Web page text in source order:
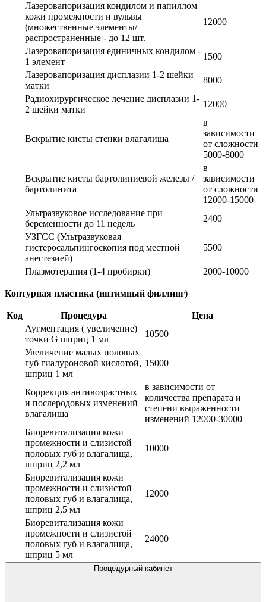
Лазеровапоризация кондилом и папиллом
кожи промежности и вульвы
(множественные элементы/
распространенные - до 12 шт.
12000
Лазеровапоризация единичных кондилом -
1 элемент
1500
Лазеровапоризация дисплазии 1-2 шейки
матки
8000
Радиохирургическое лечение дисплазии 1-
2 шейки матки
12000
Вскрытие кисты стенки влагалища
в
зависимости
от сложности
5000-8000
Вскрытие кисты бартолиниевой железы /
бартолинита
в
зависимости
от сложности
12000-15000
Ультразвуковое исследование при
беременности до 11 недель
2400
УЗГСС (Ультразвуковая
гистеросальпингоскопия под местной
анестезией)
5500
Плазмотерапия (1-4 пробирки) 2000-10000
Контурная пластика (интимный филлинг)
Код Процедура
Цена
Аугментация ( увеличение)
точки G шприц 1 мл
10500
Увеличение малых половых
губ гиалуроновой кислотой,
шприц 1 мл
15000
Коррекция антивозрастных
и послеродовых изменений
влагалища
в зависимости от
количества препарата и
степени выраженности
изменений 12000-30000
Биоревитализация кожи
промежности и слизистой
половых губ и влагалища,
шприц 2,2 мл
10000
Биоревитализация кожи
промежности и слизистой
половых губ и влагалища,
шприц 2,5 мл
12000
Биоревитализация кожи
промежности и слизистой
половых губ и влагалища,
шприц 5 мл
24000
Процедурный кабинет